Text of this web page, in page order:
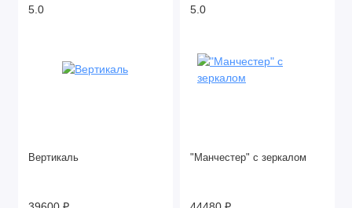
5.0
Вертикаль
5.0
"Манчестер" с зеркалом